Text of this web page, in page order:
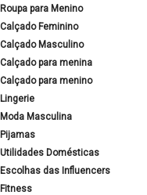
Roupa para Menino
Calçado Feminino
Calçado Masculino
Calçado para menina
Calçado para menino
Lingerie
Moda Masculina
Pijamas
Utilidades Domésticas
Escolhas das Influencers
Fitness